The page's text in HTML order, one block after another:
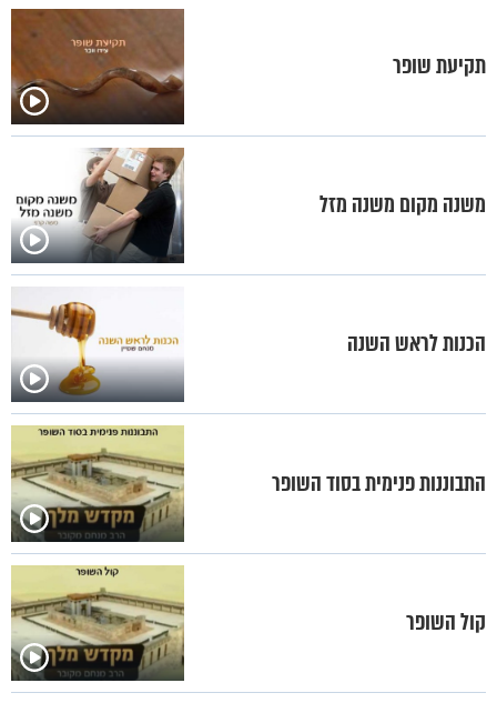
תקיעת שופר
משנה מקום משנה מזל
הכנות לראש השנה
התבוננות פנימית בסוד השופר
קול השופר